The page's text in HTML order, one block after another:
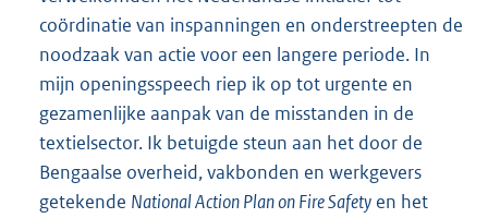
coördinatie van inspanningen en onderstreepten de
noodzaak van actie voor een langere periode. In
mijn openingsspeech riep ik op tot urgente en
gezamenlijke aanpak van de misstanden in de
textielsector. Ik betuigde steun aan het door de
Bengaalse overheid, vakbonden en werkgevers
getekende National Action Plan on Fire Safety en het